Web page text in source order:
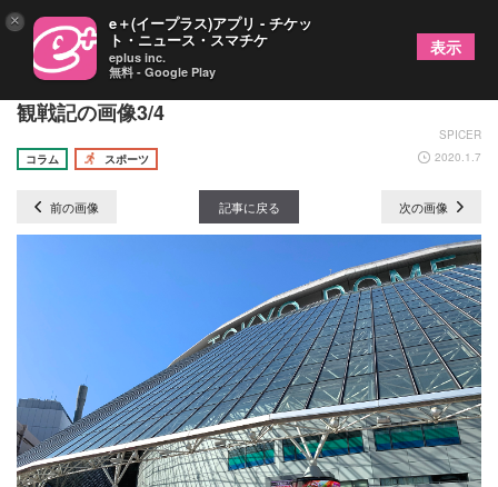
「いつもそこにライガーがいた」1月5日東京ドーム
観戦記の画像3/4
SPICER
コラム
スポーツ 2020.1.7
前の画像 記事に戻る 次の画像
× e＋(イープラス)アプリ - チケッ
ト・ニュース・スマチケ
eplus inc.
無料 - Google Play
表示